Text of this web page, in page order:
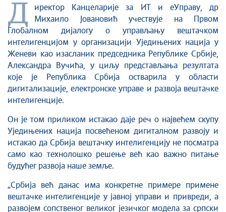
Д
иректор Канцеларије за ИТ и еУправу, др
Михаило Јовановић учествује на Првом
Глобалном дијалогу о управљању вештачком
интелигенцијом у организацији Уједињених нација у
Женеви као изасланик председника Републике Србије,
Александра Вучића, у циљу представљања резултата
које је Република Србија остварила у области
дигитализације, електронске управе и развоја вештачке
интелигенције.
Он је том приликом истакао даје реч о највећем скупу
Уједињених нација посвећеном дигиталном развоју и
истакао да Србија вештачку интелигенцију не посматра
само као технолошко решење већ као важно питање
будућег развоја наше земље.
„Србија већ данас има конкретне примере примене
вештачке интелигенције у јавној управи и привреди, а
развојем сопственог великог језичког модела за српски